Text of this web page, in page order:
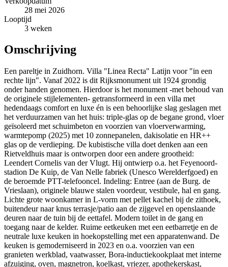
28 mei 2026
Looptijd
3 weken
Omschrijving
Een pareltje in Zuidhorn. Villa "Linea Recta" Latijn voor "in een
rechte lijn". Vanaf 2022 is dit Rijksmonument uit 1924 grondig
onder handen genomen. Hierdoor is het monument -met behoud van
de originele stijlelementen- getransformeerd in een villa met
hedendaags comfort en luxe én is een behoorlijke slag geslagen met
het verduurzamen van het huis: triple-glas op de begane grond, vloer
geïsoleerd met schuimbeton en voorzien van vloerverwarming,
warmtepomp (2025) met 10 zonnepanelen, dakisolatie en HR++
glas op de verdieping. De kubistische villa doet denken aan een
Rietveldhuis maar is ontworpen door een andere grootheid:
Leendert Cornelis van der Vlugt. Hij ontwierp o.a. het Feyenoord-
stadion De Kuip, de Van Nelle fabriek (Unesco Werelderfgoed) en
de beroemde PTT-telefooncel. Indeling: Entree (aan de Burg. de
Vrieslaan), originele blauwe stalen voordeur, vestibule, hal en gang.
Lichte grote woonkamer in L-vorm met pellet kachel bij de zithoek,
buitendeur naar knus terrasje/patio aan de zijgevel en openslaande
deuren naar de tuin bij de eettafel. Modern toilet in de gang en
toegang naar de kelder. Ruime eetkeuken met een eetbarretje en de
neutrale luxe keuken in hoekopstelling met een apparatenwand. De
keuken is gemoderniseerd in 2023 en o.a. voorzien van een
granieten werkblad, vaatwasser, Bora-inductiekookplaat met interne
afzuiging, oven, magnetron, koelkast, vriezer, apothekerskast,